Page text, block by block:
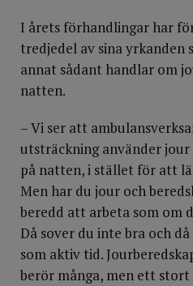
I årets förhandlingar har
tredjedel av sina yrkanden
annat sådant handlar om
natten.
– Vi ser att
utsträckning använder jour
på natten, i stället för att
Men har du jour och
beredd att arbeta som om
Då sover du inte bra och
som aktiv tid.
berör många, men ett